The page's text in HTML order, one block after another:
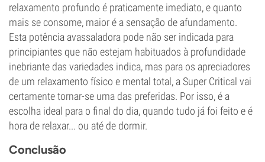
relaxamento profundo é praticamente imediato, e quanto
mais se consome, maior é a sensação de afundamento.
Esta potência avassaladora pode não ser indicada para
principiantes que não estejam habituados à profundidade
inebriante das variedades indica, mas para os apreciadores
de um relaxamento físico e mental total, a Super Critical vai
certamente tornar-se uma das preferidas. Por isso, é a
escolha ideal para o final do dia, quando tudo já foi feito e é
hora de relaxar... ou até de dormir.
Conclusão